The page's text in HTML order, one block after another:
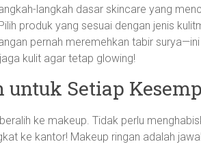
langkah dasar skincare yang
produk yang sesuai dengan jenis
pernah meremehkan tabir
kulit agar tetap glowing!
untuk Setiap
ke makeup. Tidak perlu
ke kantor! Makeup ringan adalah